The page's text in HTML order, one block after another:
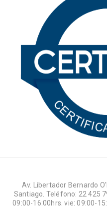
Av. Libertador Bernardo
Santiago. Teléfono: 22 425
09:00-16:00hrs. vie: 09:00-